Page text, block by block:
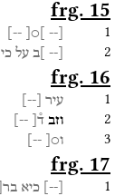
frg. 15
1
[--
]○[
--]
2
[-- ]ב על כי
frg. 16
1 עיר --
2 וזב ד֯[ --]
3 ו○[ --]
frg. 17
1
-- כיא בר[